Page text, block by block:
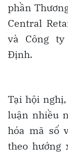
phần
Central
và Công
Định.
Tại hội
luận nhiều
hóa mã số
theo hướng